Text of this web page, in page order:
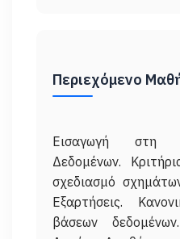
Περιεχόμενο
Eισαγωγή στη
Δεδομένων.
σχεδιασμό
Εξαρτήσεις.
βάσεων